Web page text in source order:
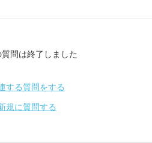
問は終了しました
する質問をする
規に質問する